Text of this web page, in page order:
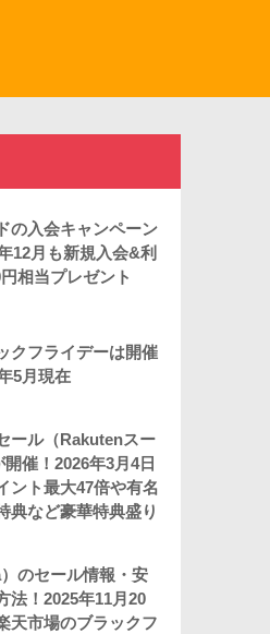
の入会キャンペーン
12月も新規入会&利
相当プレゼント
クフライデーは開催
5月現在
ール（Rakutenスー
催！2026年3月4日
ント最大47倍や有名
典など豪華特典盛り
のセール情報・安
法！2025年11月20
天市場のブラックフ